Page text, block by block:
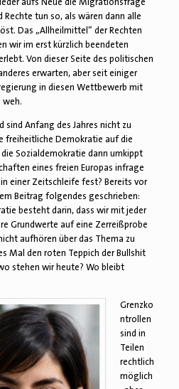
tun so, als wären dann alle
Das „Allheilmittel“ der Rechten
wir im erst kürzlich beendeten
Von dieser Seite des politischen
erwarten, aber seit einiger
in diesen Wettbewerb mit
sind Anfang des Jahres nicht zu
freiheitliche Demokratie auf die
Sozialdemokratie dann umkippt
eines freien Europas infrage
einer Zeitschleife fest? Bereits vor
Beitrag folgendes geschrieben:
besteht darin, dass wir mit jeder
Grundwerte auf eine Zerreißprobe
aufhören über das Thema zu
Mal den roten Teppich der Bullshit
stehen wir heute? Wo bleibt
Grenzko
ntrollen
sind in
Teilen
rechtlich
möglich